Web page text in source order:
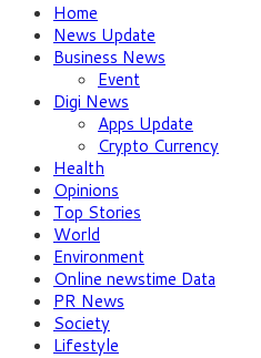
Home
News Update
Business News
Event
Digi News
Apps Update
Crypto Currency
Health
Opinions
Top Stories
World
Environment
Online newstime Data
PR News
Society
Lifestyle